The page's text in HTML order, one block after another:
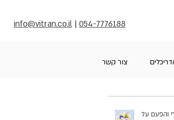
info@vitran.co.il | 054-7776188
צור קשר
והפעם על